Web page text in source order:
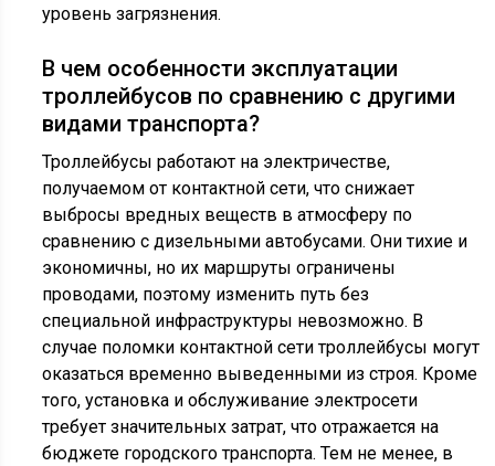
уровень загрязнения.
В чем особенности эксплуатации
троллейбусов по сравнению с другими
видами транспорта?
Троллейбусы работают на электричестве,
получаемом от контактной сети, что снижает
выбросы вредных веществ в атмосферу по
сравнению с дизельными автобусами. Они тихие и
экономичны, но их маршруты ограничены
проводами, поэтому изменить путь без
специальной инфраструктуры невозможно. В
случае поломки контактной сети троллейбусы могут
оказаться временно выведенными из строя. Кроме
того, установка и обслуживание электросети
требует значительных затрат, что отражается на
бюджете городского транспорта. Тем не менее, в